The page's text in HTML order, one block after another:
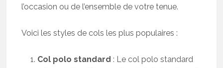
l’occasion ou de l’ensemble de votre tenue.
Voici les styles de cols les plus populaires :
Col polo standard : Le col polo standard